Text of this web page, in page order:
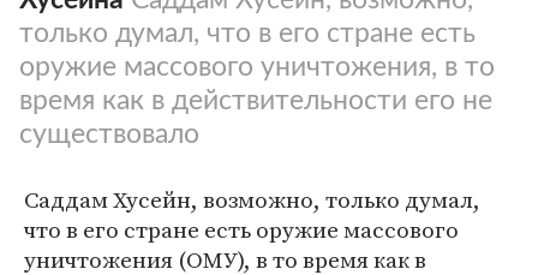
только думал, что в его стране есть
оружие массового уничтожения, в то
время как в действительности его не
существовало
Саддам Хусейн, возможно, только думал,
что в его стране есть оружие массового
уничтожения (ОМУ), в то время как в